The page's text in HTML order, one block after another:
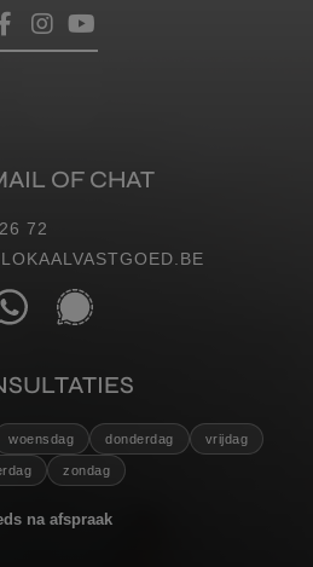
OF CHAT
72
woensdag donderdag vrijdag
zondag
na afspraak